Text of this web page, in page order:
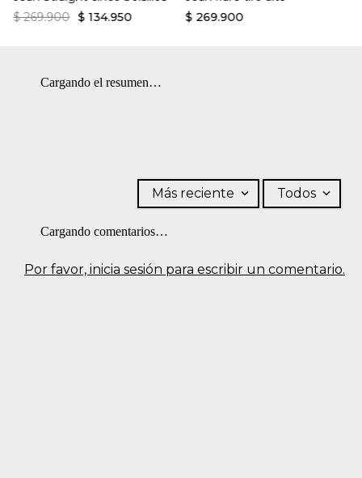
$ 269.900 $ 134.950
$ 269.900
Cargando el resumen…
Por favor, inicia sesión para escribir un comentario.
Más reciente Todos
Cargando comentarios…